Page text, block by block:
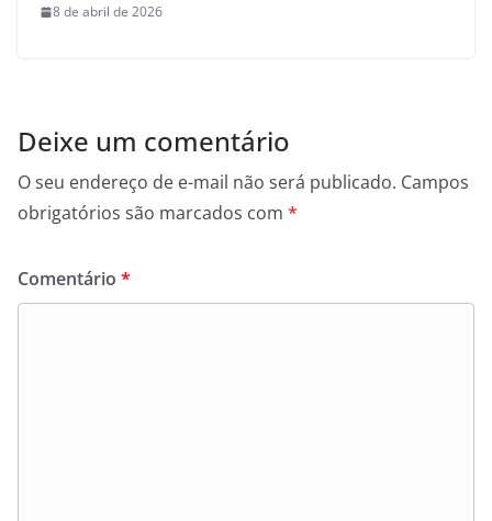
8 de abril de 2026
Deixe um comentário
O seu endereço de e-mail não será publicado. Campos
obrigatórios são marcados com *
Comentário *